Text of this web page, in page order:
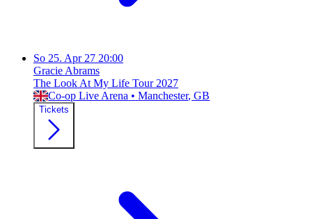
So 25. Apr 27 20:00
Gracie Abrams
The Look At My Life Tour 2027
Co-op Live Arena • Manchester, GB
Tickets